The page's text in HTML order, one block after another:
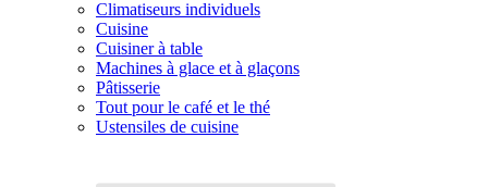
Climatiseurs individuels
Cuisine
Cuisiner à table
Machines à glace et à glaçons
Pâtisserie
Tout pour le café et le thé
Ustensiles de cuisine